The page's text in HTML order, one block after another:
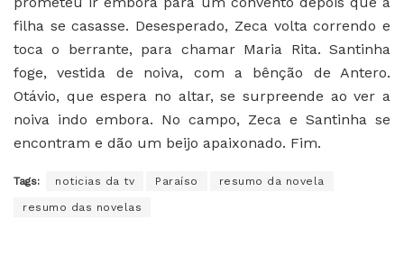
filha se casasse. Desesperado, Zeca volta correndo e
toca o berrante, para chamar Maria Rita. Santinha
foge, vestida de noiva, com a bênção de Antero.
Otávio, que espera no altar, se surpreende ao ver a
noiva indo embora. No campo, Zeca e Santinha se
encontram e dão um beijo apaixonado. Fim.
Tags: noticias da tv Paraíso resumo da novela
resumo das novelas